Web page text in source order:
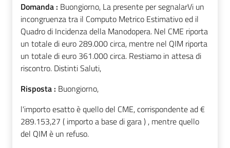
Domanda : Buongiorno, La presente per segnalarVi un
incongruenza tra il Computo Metrico Estimativo ed il
Quadro di Incidenza della Manodopera. Nel CME riporta
un totale di euro 289.000 circa, mentre nel QIM riporta
un totale di euro 361.000 circa. Restiamo in attesa di
riscontro. Distinti Saluti,
Risposta : Buongiorno,
l'importo esatto è quello del CME, corrispondente ad €
289.153,27 ( importo a base di gara ) , mentre quello
del QIM è un refuso.